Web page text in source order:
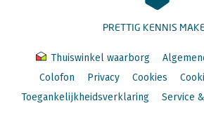
PRETTIG KENNIS
Thuiswinkel waarborg
Colofon
Privacy Cookies
Toegankelijkheidsverklaring
Service